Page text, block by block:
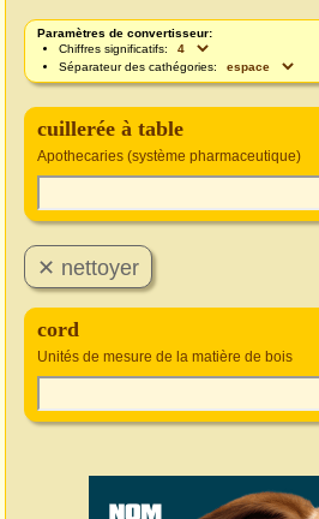
Paramètres de convertisseur:
Chiffres significatifs:
Séparateur des cathégories:
cuillerée à table
Apothecaries (système pharmaceutique)
cord
Unités de mesure de la matière de bois